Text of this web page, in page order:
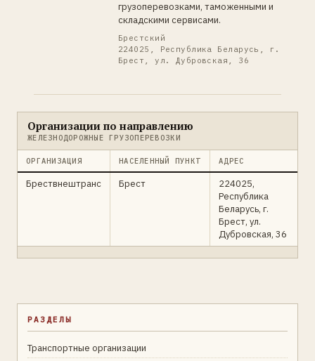
грузоперевозками, таможенными и
складскими сервисами.
Брестский
224025, Республика Беларусь, г.
Брест, ул. Дубровская, 36
Организации по направлению
ЖЕЛЕЗНОДОРОЖНЫЕ ГРУЗОПЕРЕВОЗКИ
ОРГАНИЗАЦИЯ НАСЕЛЕННЫЙ ПУНКТ АДРЕС
Брествнештранс Брест
224025,
Республика
Беларусь, г.
Брест, ул.
Дубровская, 36
РАЗДЕЛЫ
Транспортные организации